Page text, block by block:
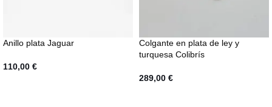
Anillo plata Jaguar
110,00 €
Colgante en plata de ley y
turquesa Colibrís
289,00 €